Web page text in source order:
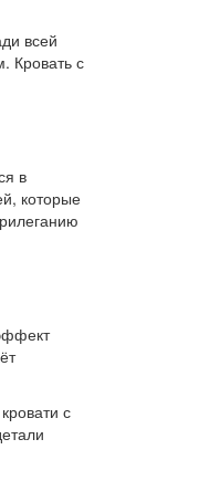
всей
Кровать с
в
которые
с